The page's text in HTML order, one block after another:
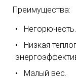
Преимущества:
Негорючесть.
Низкая
Малый вес.